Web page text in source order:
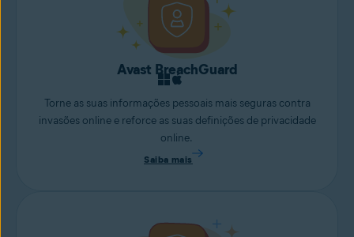
Avast BreachGuard
Torne as suas informações pessoais mais seguras contra
invasões online e reforce as suas definições de privacidade
online.
Saiba mais